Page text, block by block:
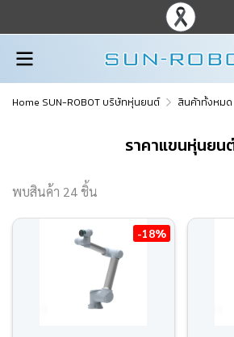
Home SUN-ROBOT บริษัทหุ่นยนต์ สินค้าทั้งหมด
ราคาแขนหุ่นยน
พบสินค้า 24 ชิ้น
-18%